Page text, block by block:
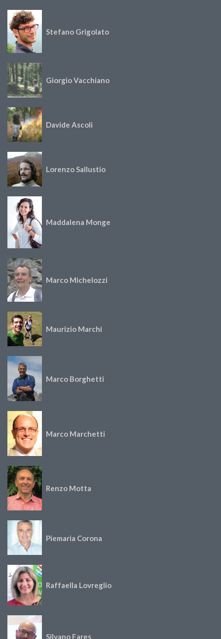
Stefano Grigolato
Giorgio Vacchiano
Davide Ascoli
Lorenzo Sallustio
Maddalena Monge
Marco Michelozzi
Maurizio Marchi
Marco Borghetti
Marco Marchetti
Renzo Motta
Piemaria Corona
Raffaella Lovreglio
Silvano Fares